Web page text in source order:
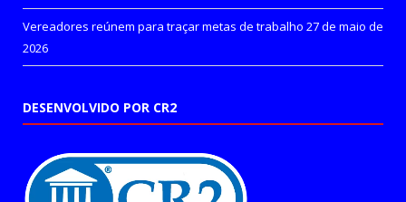
Vereadores reúnem para traçar metas de trabalho 27 de maio de
2026
DESENVOLVIDO POR CR2